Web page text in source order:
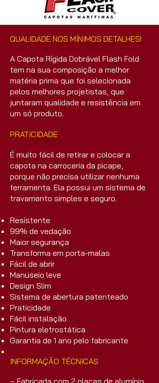
QUALIDADE NOS MÍNIMOS DETALHES!
A Capota Rígida Dobrável Flash Fold
tem na sua composição a melhor
matéria prima que foi selecionada
pelos melhores projetistas, que
juntaram qualidade e resistência em
um só produto.
PRATICIDADE
É muito fácil de retirar e colocar a
capota na carroceria da picape,
porque não precisa utilizar nenhuma
ferramenta. Ela possui um sistema de
travamento simples e seguro.
Resistente
99% de vedação
Maior segurança
Transforma em porta-malas
Fácil de abrir
Manuseio leve
Design Slim
Sistema de abertura patenteado
Praticidade
Fácil instalação
Pintura eletrostática
Garantia de 1 ano pelo fabricante
INFORMAÇÃO TÉCNICAS
– Fabricada com 2 placas de alumínio